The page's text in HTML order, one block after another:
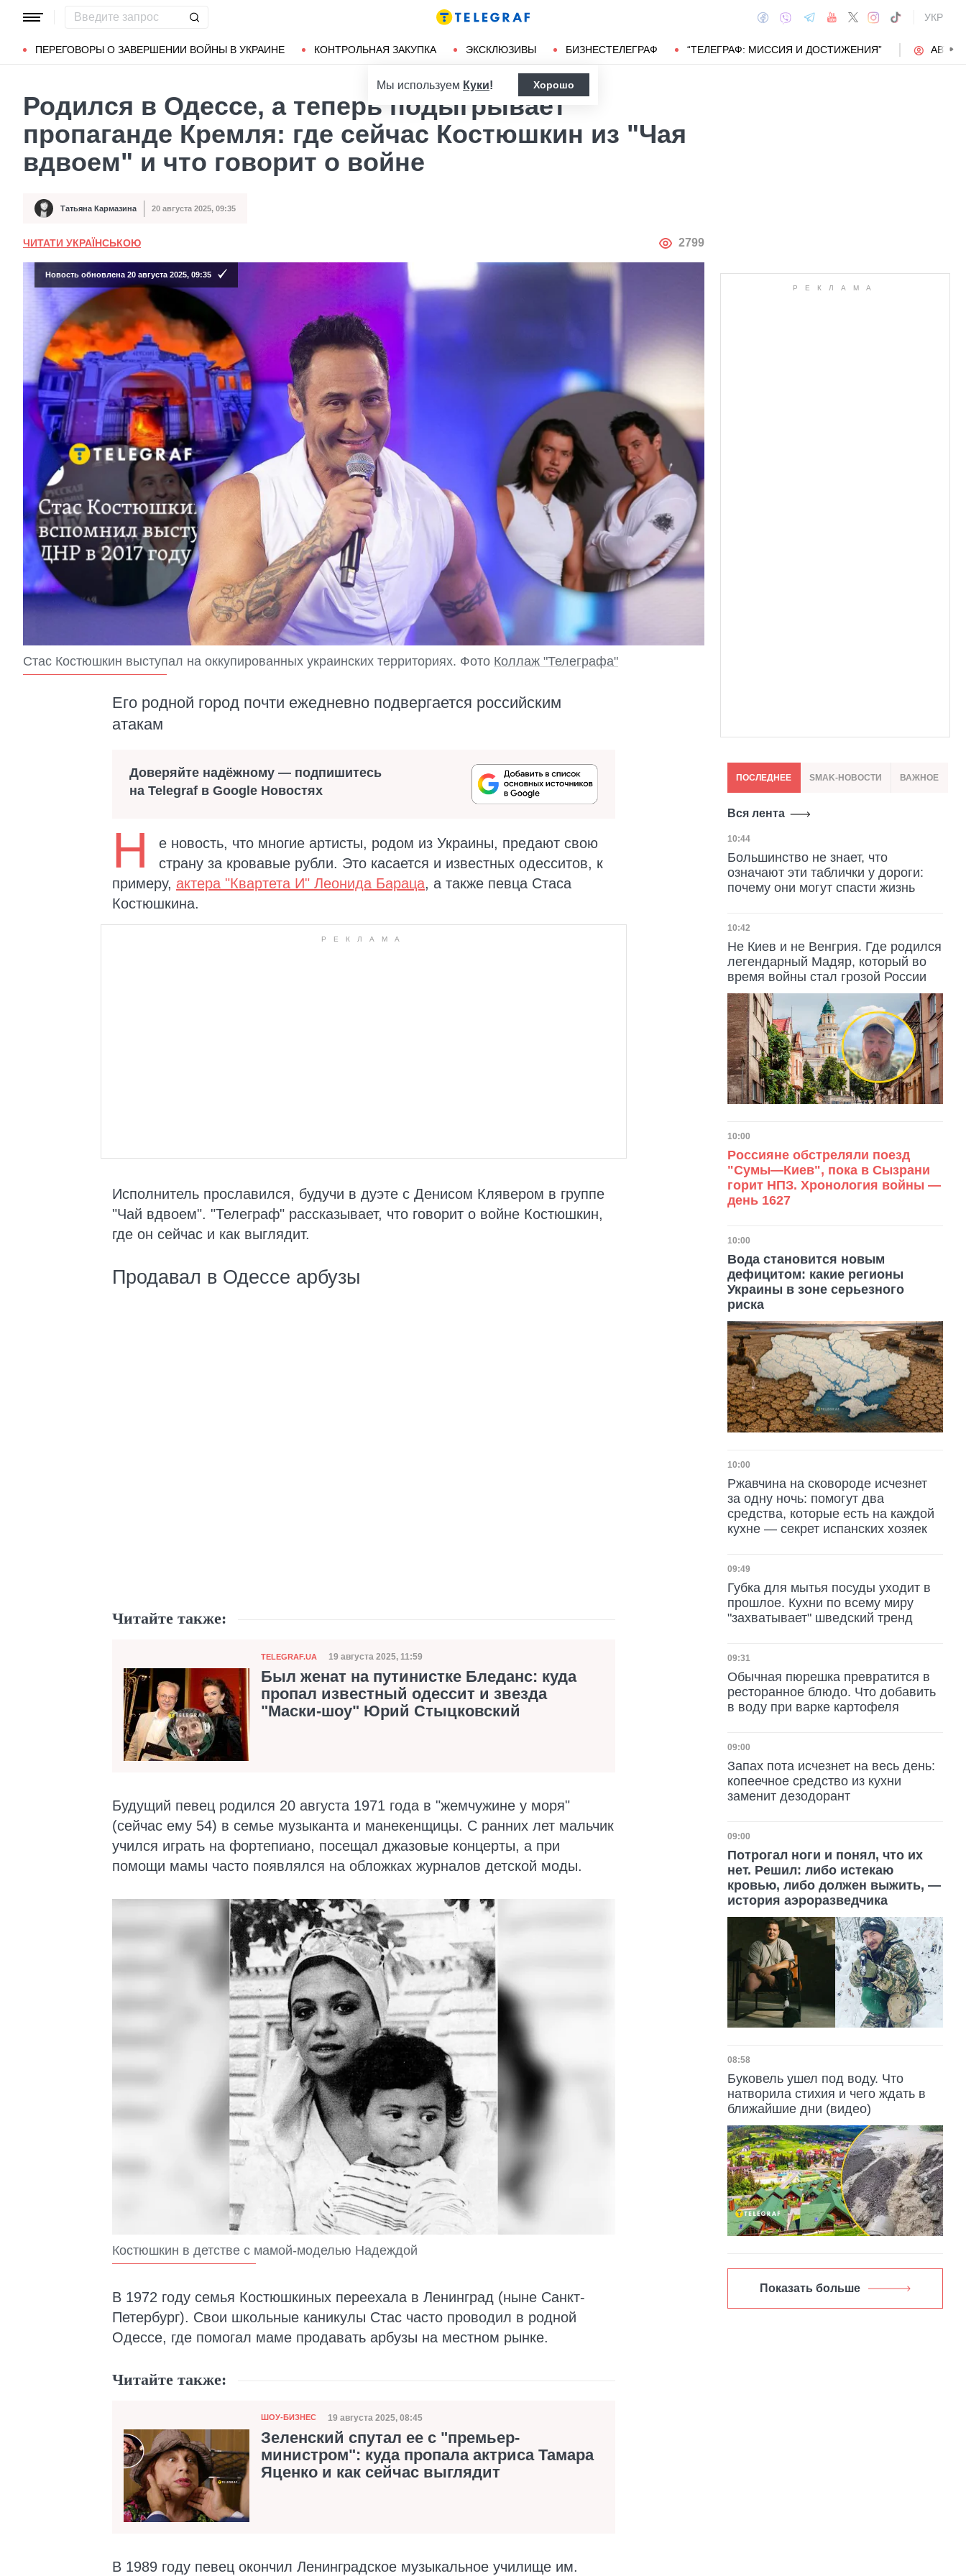
УКР
ПЕРЕГОВОРЫ О ЗАВЕРШЕНИИ ВОЙНЫ В УКРАИНЕ КОНТРОЛЬНАЯ ЗАКУПКА ЭКСКЛЮЗИВЫ БИЗНЕСТЕЛЕГРАФ “ТЕЛЕГРАФ: МИССИЯ И ДОСТИЖЕНИЯ”
Популярные запросы Мариуполь
Мы используем Куки! Хорошо
Родился в Одессе, а теперь подыгрывает
пропаганде Кремля: где сейчас Костюшкин из "Чая
вдвоем" и что говорит о войне
Автор Татьяна Кармазина
Дата публикации 20 августа 2025, 09:35
ЧИТАТИ УКРАЇНСЬКОЮ АВТОР
2799
Новость обновлена 20 августа 2025, 09:35
Стас Костюшкин выступал на оккупированных украинских территориях. Фото Коллаж "Телеграфа"
Его родной город почти ежедневно подвергается российским
атакам
Доверяйте надёжному — подпишитесь
на Telegraf в Google Новостях
Н
е новость, что многие артисты, родом из Украины, предают свою
страну за кровавые рубли. Это касается и известных одесситов, к
примеру, актера "Квартета И" Леонида Бараца, а также певца Стаса
Костюшкина.
Исполнитель прославился, будучи в дуэте с Денисом Клявером в группе
"Чай вдвоем". "Телеграф" рассказывает, что говорит о войне Костюшкин,
где он сейчас и как выглядит.
Продавал в Одессе арбузы
Читайте также:
Категория
TELEGRAF.UA Дата публикации
19 августа 2025, 11:59
Был женат на путинистке Бледанс: куда
пропал известный одессит и звезда
"Маски-шоу" Юрий Стыцковский
Будущий певец родился 20 августа 1971 года в "жемчужине у моря"
(сейчас ему 54) в семье музыканта и манекенщицы. С ранних лет мальчик
учился играть на фортепиано, посещал джазовые концерты, а при
помощи мамы часто появлялся на обложках журналов детской моды.
Костюшкин в детстве с мамой-моделью Надеждой
В 1972 году семья Костюшкиных переехала в Ленинград (ныне Санкт-
Петербург). Свои школьные каникулы Стас часто проводил в родной
Одессе, где помогал маме продавать арбузы на местном рынке.
Читайте также:
Категория
ШОУ-БИЗНЕС Дата публикации
19 августа 2025, 08:45
Зеленский спутал ее с "премьер-
министром": куда пропала актриса Тамара
Яценко и как сейчас выглядит
В 1989 году певец окончил Ленинградское музыкальное училище им.
ПОСЛЕДНЕЕ SMAK-НОВОСТИ ВАЖНОЕ
Вся лента
Дата публикации
10:44
Большинство не знает, что
означают эти таблички у дороги:
почему они могут спасти жизнь
Дата публикации
10:42
Не Киев и не Венгрия. Где родился
легендарный Мадяр, который во
время войны стал грозой России
Дата публикации
10:00
Россияне обстреляли поезд
"Сумы—Киев", пока в Сызрани
горит НПЗ. Хронология войны —
день 1627
Дата публикации
10:00
Вода становится новым
дефицитом: какие регионы
Украины в зоне серьезного
риска
Дата публикации
10:00
Ржавчина на сковороде исчезнет
за одну ночь: помогут два
средства, которые есть на каждой
кухне — секрет испанских хозяек
Дата публикации
09:49
Губка для мытья посуды уходит в
прошлое. Кухни по всему миру
"захватывает" шведский тренд
Дата публикации
09:31
Обычная пюрешка превратится в
ресторанное блюдо. Что добавить
в воду при варке картофеля
Дата публикации
09:00
Запах пота исчезнет на весь день:
копеечное средство из кухни
заменит дезодорант
Дата публикации
09:00
Потрогал ноги и понял, что их
нет. Решил: либо истекаю
кровью, либо должен выжить, —
история аэроразведчика
Дата публикации
08:58
Буковель ушел под воду. Что
натворила стихия и чего ждать в
ближайшие дни (видео)
Показать больше